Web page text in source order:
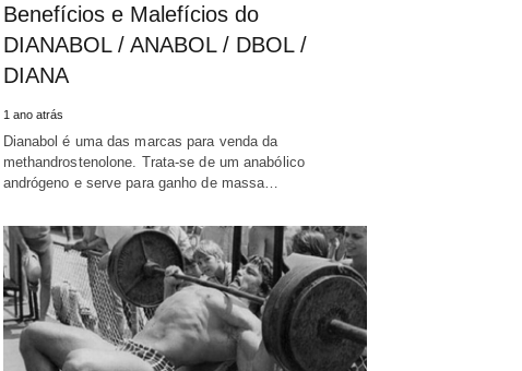
Benefícios e Malefícios do
DIANABOL / ANABOL / DBOL /
DIANA
1 ano atrás
Dianabol é uma das marcas para venda da
methandrostenolone. Trata-se de um anabólico
andrógeno e serve para ganho de massa…